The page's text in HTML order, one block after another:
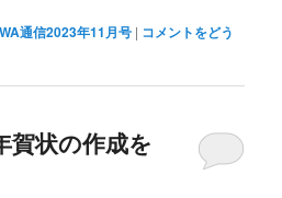
通信2023年11月号 | コメントをどう
賀状の作成を